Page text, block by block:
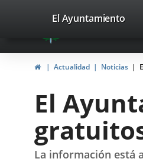
Portal
Web
del
Valladolid
valladolid.es
El Ayuntamiento
InicioActualidad Noticias
El
La información está